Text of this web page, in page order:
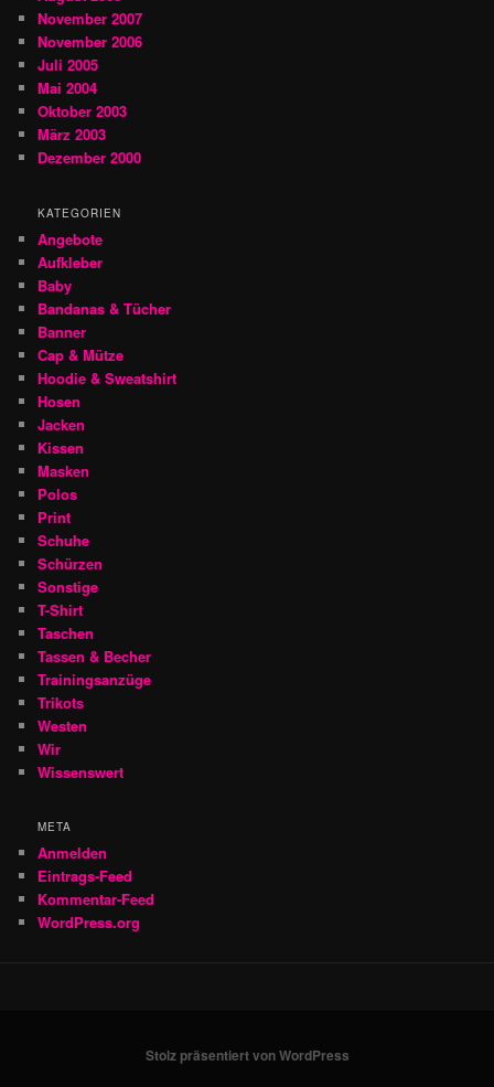
November 2007
November 2006
Juli 2005
Mai 2004
Oktober 2003
März 2003
Dezember 2000
KATEGORIEN
Angebote
Aufkleber
Baby
Bandanas & Tücher
Banner
Cap & Mütze
Hoodie & Sweatshirt
Hosen
Jacken
Kissen
Masken
Polos
Print
Schuhe
Schürzen
Sonstige
T-Shirt
Taschen
Tassen & Becher
Trainingsanzüge
Trikots
Westen
Wir
Wissenswert
META
Anmelden
Eintrags-Feed
Kommentar-Feed
WordPress.org
Stolz präsentiert von WordPress